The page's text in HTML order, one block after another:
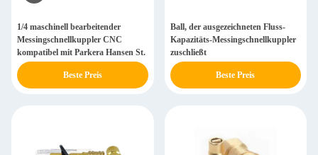
1/4 maschinell bearbeitender
Messingschnellkuppler CNC
kompatibel mit Parkera Hansen St.
Beste Preis
Ball, der ausgezeichneten Fluss-
Kapazitäts-Messingschnellkuppler
zuschließt
Beste Preis